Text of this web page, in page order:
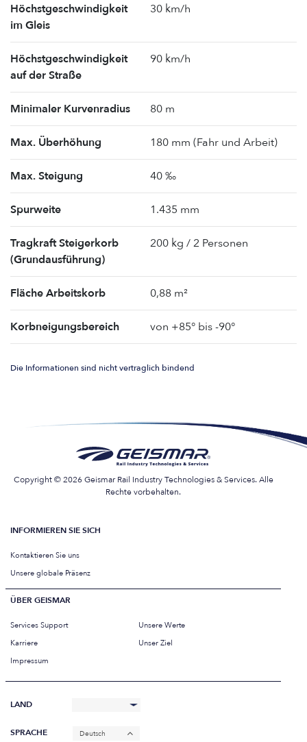
Höchstgeschwindigkeit
im Gleis
30 km/h
Höchstgeschwindigkeit
auf der Straße
90 km/h
Minimaler Kurvenradius 80 m
Max. Überhöhung 180 mm (Fahr und Arbeit)
Max. Steigung 40 ‰
Spurweite 1.435 mm
Tragkraft Steigerkorb
(Grundausführung)
200 kg / 2 Personen
Fläche Arbeitskorb 0,88 m²
Korbneigungsbereich von +85° bis -90°
Die Informationen sind nicht vertraglich bindend
Copyright © 2026 Geismar Rail Industry Technologies & Services. Alle
Rechte vorbehalten.
INFORMIEREN SIE SICH
Kontaktieren Sie uns
Unsere globale Präsenz
ÜBER GEISMAR
Services Support
Unsere Werte
Karriere
Unser Ziel
Impressum
LAND
SPRACHE Deutsch